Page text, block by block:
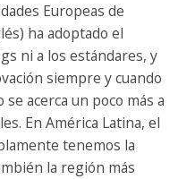
Europeas de
ha adoptado el
ni a los estándares, y
siempre y cuando
acerca un poco más a
En América Latina, el
tenemos la
la región más